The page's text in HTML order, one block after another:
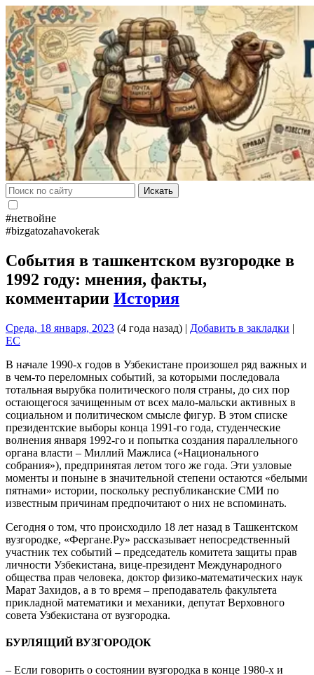
Искать
#нетвойне
#bizgatozahavokerak
События в ташкентском вузгородке в
1992 году: мнения, факты,
комментарии История
Среда, 18 января, 2023 (4 года назад) | Добавить в закладки |
EC
В начале 1990-х годов в Узбекистане произошел ряд важных и
в чем-то переломных событий, за которыми последовала
тотальная вырубка политического поля страны, до сих пор
остающегося зачищенным от всех мало-мальски активных в
социальном и политическом смысле фигур. В этом списке
президентские выборы конца 1991-го года, студенческие
волнения января 1992-го и попытка создания параллельного
органа власти – Миллий Мажлиса («Национального
собрания»), предпринятая летом того же года. Эти узловые
моменты и поныне в значительной степени остаются «белыми
пятнами» истории, поскольку республиканские СМИ по
известным причинам предпочитают о них не вспоминать.
Сегодня о том, что происходило 18 лет назад в Ташкентском
вузгородке, «Фергане.Ру» рассказывает непосредственный
участник тех событий – председатель комитета защиты прав
личности Узбекистана, вице-президент Международного
общества прав человека, доктор физико-математических наук
Марат Захидов, а в то время – преподаватель факультета
прикладной математики и механики, депутат Верховного
совета Узбекистана от вузгородка.
БУРЛЯЩИЙ ВУЗГОРОДОК
– Если говорить о состоянии вузгородка в конце 1980-х и